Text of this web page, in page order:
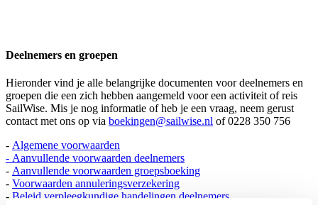
Deelnemers en groepen
Hieronder vind je alle belangrijke documenten voor deelnemers en
groepen die een zich hebben aangemeld voor een activiteit of reis
SailWise. Mis je nog informatie of heb je een vraag, neem gerust
contact met ons op via boekingen@sailwise.nl of 0228 350 756
- Algemene voorwaarden
- Aanvullende voorwaarden deelnemers
- Aanvullende voorwaarden groepsboeking
- Voorwaarden annuleringsverzekering
- Beleid verpleegkundige handelingen deelnemers